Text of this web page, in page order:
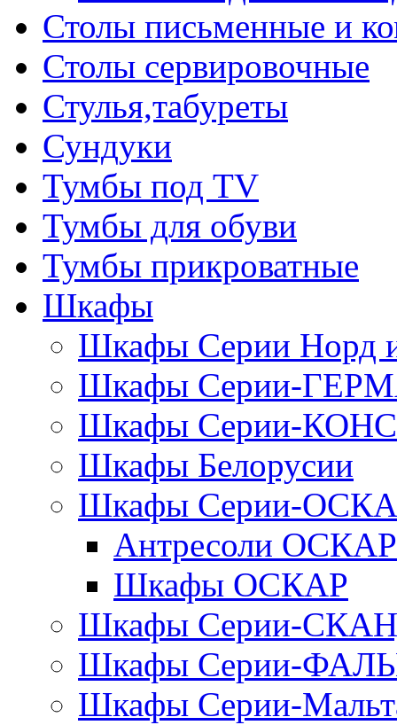
Столы письменные и
Столы сервировочные
Стулья,табуреты
Сундуки
Тумбы под TV
Тумбы для обуви
Тумбы прикроватные
Шкафы
Шкафы Серии
Шкафы Серии-
Шкафы Серии-
Шкафы Белорусии
Шкафы Серии-
Антресоли ОСКАР
Шкафы ОСКАР
Шкафы Серии-
Шкафы Серии-
Шкафы Серии-